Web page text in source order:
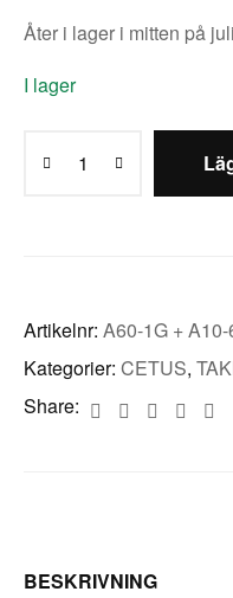
Åter i lager i mitten på juli
I lager
Artikelnr: A60-1G +
Kategorier: CETUS,
Share:
BESKRIVNING